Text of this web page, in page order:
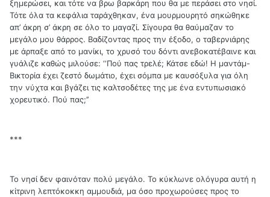
ξημερώσει, και τότε να βρω βαρκάρη που θα με περάσει στο νησί.
Τότε όλα τα κεφάλια ταράχθηκαν, ένα μουρμουρητό σηκώθηκε
απ’ άκρη σ’ άκρη σε όλο το μαγαζί. Σίγουρα θα θαύμαζαν το
μεγάλο μου θάρρος. Βαδίζοντας προς την έξοδο, ο ταβερνιάρης
με άρπαξε από το μανίκι, το χρυσό του δόντι ανεβοκατέβαινε και
γυάλιζε καθώς μιλούσε: ‘‘Πού πας τρελέ; Κάτσε εδώ! Η μαντάμ-
Βικτορία έχει ζεστό δωμάτιο, έχει σόμπα με καυσόξυλα για όλη
την νύχτα και βγάζει τις καλτσοδέτες της με ένα εντυπωσιακό
χορευτικό. Πού πας;’’
***
Το νησί δεν φαινόταν πολύ μεγάλο. Το κύκλωνε ολόγυρα αυτή η
κίτρινη λεπτόκοκκη αμμουδιά, μα όσο προχωρούσες προς το